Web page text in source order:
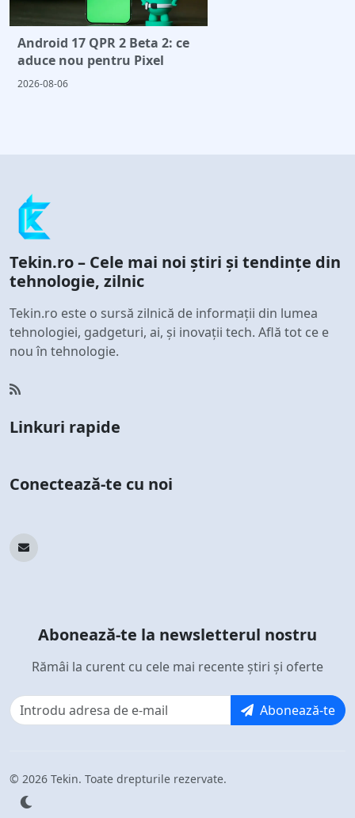
Android 17 QPR 2 Beta 2: ce
aduce nou pentru Pixel
2026-08-06
Tekin.ro – Cele mai noi știri și tendințe din
tehnologie, zilnic
Tekin.ro este o sursă zilnică de informații din lumea
tehnologiei, gadgeturi, ai, și inovații tech. Află tot ce e
nou în tehnologie.
Linkuri rapide
Conectează-te cu noi
Abonează-te la newsletterul nostru
Rămâi la curent cu cele mai recente știri și oferte
Abonează-te
© 2026 Tekin. Toate drepturile rezervate.